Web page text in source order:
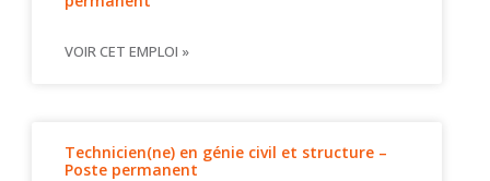
VOIR CET EMPLOI »
Technicien(ne) en génie civil et structure –
Poste permanent